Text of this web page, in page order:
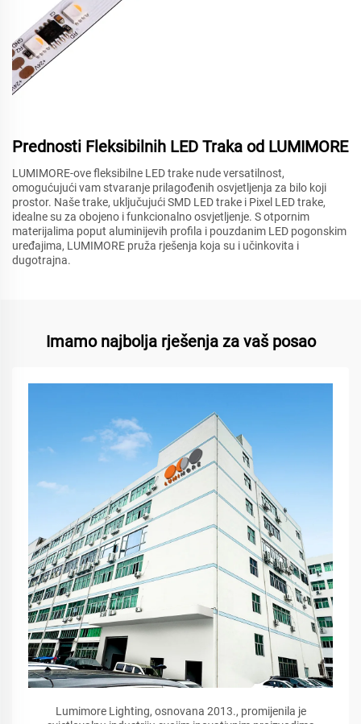
Prednosti Fleksibilnih LED Traka od LUMIMORE
LUMIMORE-ove fleksibilne LED trake nude versatilnost,
omogućujući vam stvaranje prilagođenih osvjetljenja za bilo koji
prostor. Naše trake, uključujući SMD LED trake i Pixel LED trake,
idealne su za obojeno i funkcionalno osvjetljenje. S otpornim
materijalima poput aluminijevih profila i pouzdanim LED pogonskim
uređajima, LUMIMORE pruža rješenja koja su i učinkovita i
dugotrajna.
Imamo najbolja rješenja za vaš posao
Lumimore Lighting, osnovana 2013., promijenila je